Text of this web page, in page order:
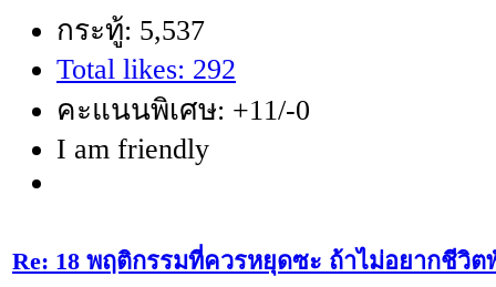
กระทู้: 5,537
Total likes: 292
คะแนนพิเศษ: +11/-0
I am friendly
Re: 18 พฤติกรรมที่ควรหยุดซะ ถ้าไม่อยากชีวิต